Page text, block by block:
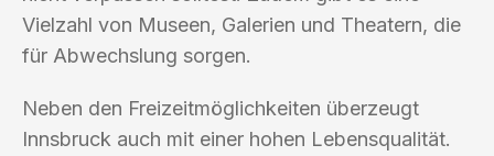
Vielzahl von Museen, Galerien und Theatern, die
für Abwechslung sorgen.
Neben den Freizeitmöglichkeiten überzeugt
Innsbruck auch mit einer hohen Lebensqualität.